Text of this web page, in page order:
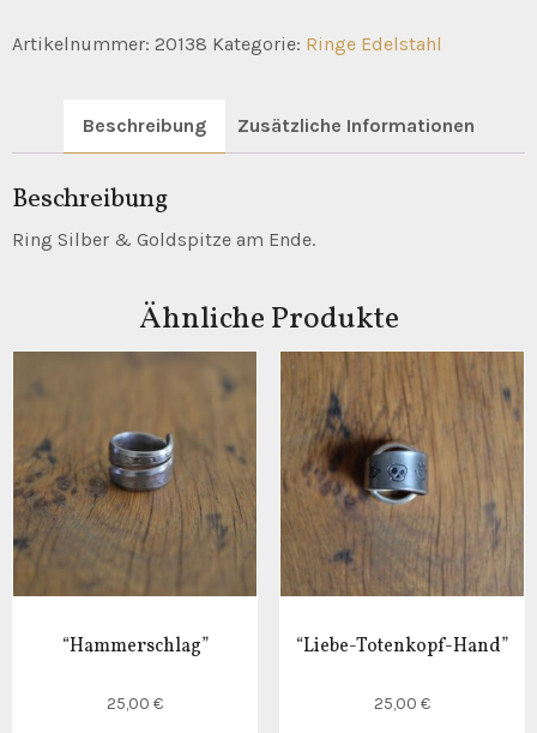
Artikelnummer: 20138 Kategorie: Ringe Edelstahl
Beschreibung Zusätzliche Informationen
Beschreibung
Ring Silber & Goldspitze am Ende.
Ähnliche Produkte
“Hammerschlag”
25,00€
“Liebe-Totenkopf-Hand”
25,00 €